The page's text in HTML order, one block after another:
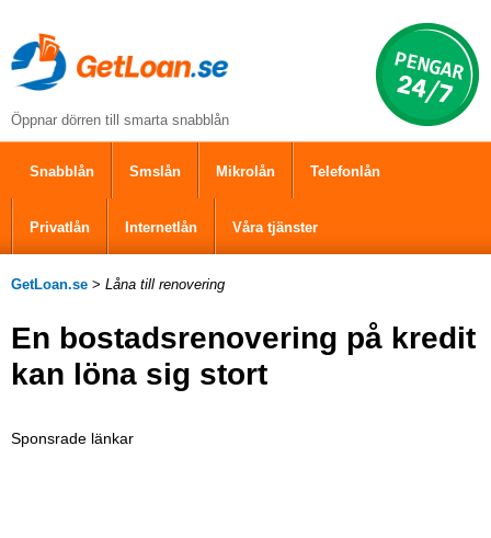
Öppnar dörren till smarta snabblån
Snabblån Smslån Mikrolån Telefonlån
Privatlån Internetlån Våra tjänster
GetLoan.se > Låna till renovering
En bostadsrenovering på kredit
kan löna sig stort
Sponsrade länkar